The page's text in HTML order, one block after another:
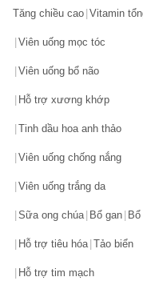
Dầu tẩy trang đá tro
Nước hoa hồng
Nước hoa hồng
Skin giúp cân bằng
Nước hoa hồng
Green Tea Seed Skin
….
Kem dưỡng ẩm
Cream
Kem dưỡng ẩm trà
Tăng chiều cao Vitamin
Viên uống mọc tóc
Viên uống bổ não
Hỗ trợ xương khớp
Tinh dầu hoa anh thảo
Viên uống chống nắng
Viên uống trắng da
Sữa ong chúa Bổ gan
Hỗ trợ tiêu hóa Tảo biển
Hỗ trợ tim mạch